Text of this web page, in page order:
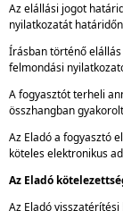
Az elállási jogot
nyilatkozatát
Írásban történő
felmondási
A fogyasztót terheli
összhangban
Az Eladó a fogyasztó
köteles elektronikus
Az Eladó
Az Eladó